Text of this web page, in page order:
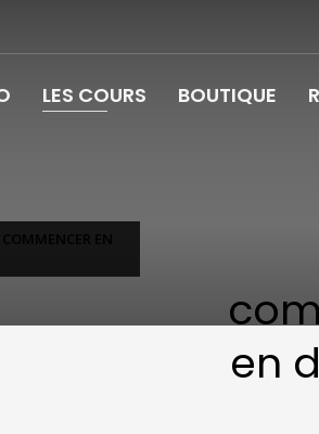
LES COURS BOUTIQUE
en